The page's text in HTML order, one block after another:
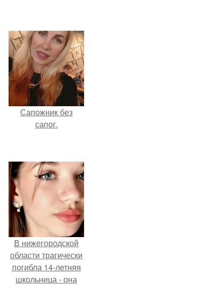
Сапожник без
сапог.
В нижегородской
области трагически
погибла 14-летняя
школьница - она